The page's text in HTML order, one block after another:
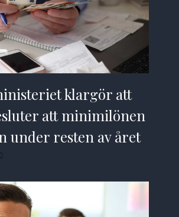
klargör att
att minimilönen
under resten av året